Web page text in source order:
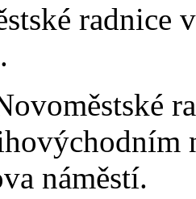
radnice
náměstí.